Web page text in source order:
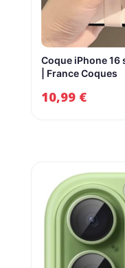
Coque iPhone
| France Coques
10,99 €